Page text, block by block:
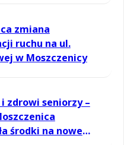
zmiana
ruchu na ul.
w Moszczenicy
zdrowi seniorzy –
środki na nowe